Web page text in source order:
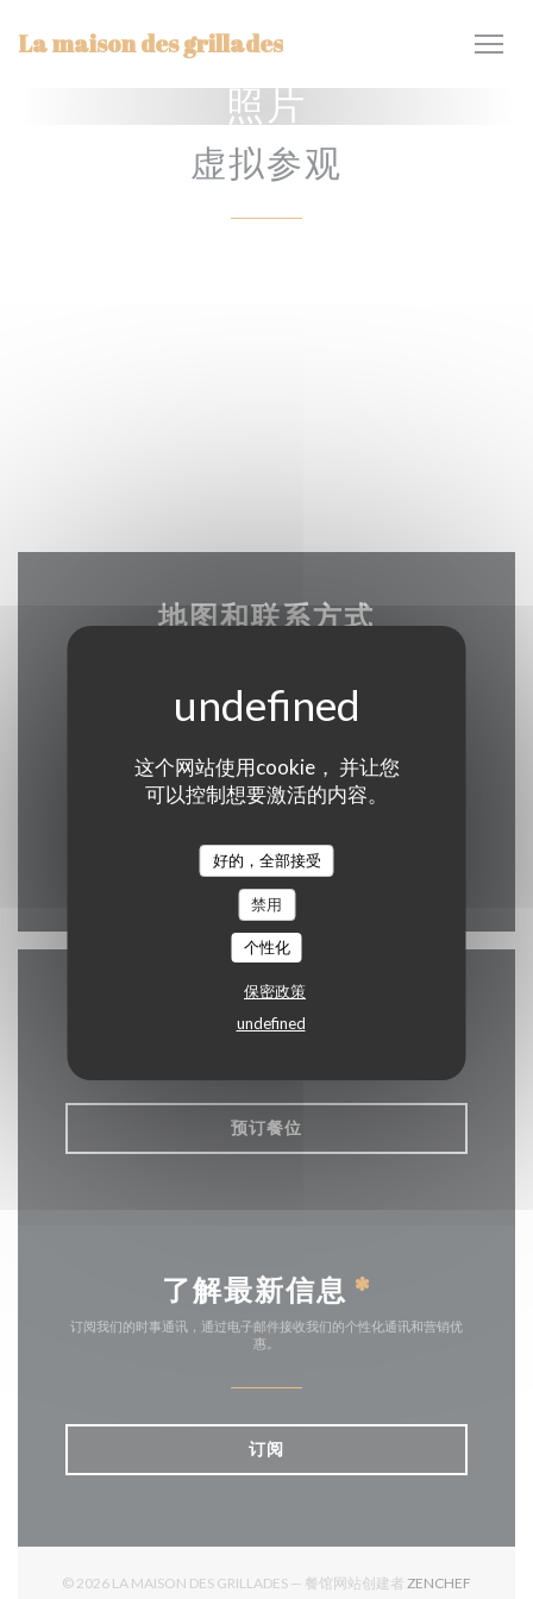
这个网站使用cookie， 并让您
可以控制想要激活的内容。
好的，全部接受
禁用
个性化
保密政策
undefined
La maison des grillades
照片
虚拟参观
地图和联系方式
19 rue saint martin 7500 Tournai
069 58 02 70
Facebook ((在新窗口中打开
联系我们
预订餐位
了解最新信息 *
订阅我们的时事通讯，通过电子邮件接收我们的个性化通讯和营销优
惠。
订阅
© 2026 LA MAISON DES GRILLADES — 餐馆网站创建者 ZENCHEF